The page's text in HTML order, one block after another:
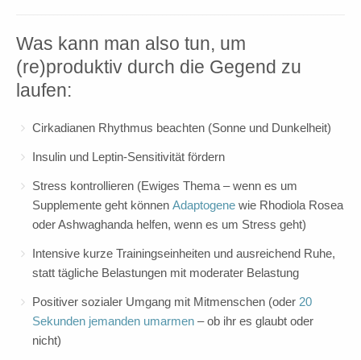
Was kann man also tun, um
(re)produktiv durch die Gegend zu
laufen:
Cirkadianen Rhythmus beachten (Sonne und Dunkelheit)
Insulin und Leptin-Sensitivität fördern
Stress kontrollieren (Ewiges Thema – wenn es um
Supplemente geht können Adaptogene wie Rhodiola Rosea
oder Ashwaghanda helfen, wenn es um Stress geht)
Intensive kurze Trainingseinheiten und ausreichend Ruhe,
statt tägliche Belastungen mit moderater Belastung
Positiver sozialer Umgang mit Mitmenschen (oder 20
Sekunden jemanden umarmen – ob ihr es glaubt oder
nicht)